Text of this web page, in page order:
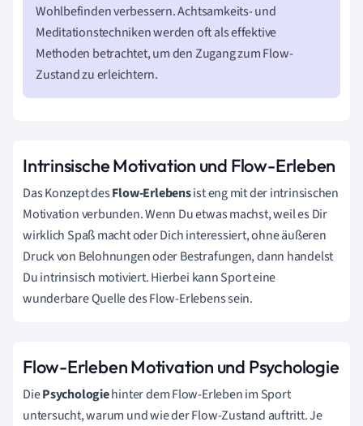
Wohlbefinden verbessern. Achtsamkeits- und
Meditationstechniken werden oft als effektive
Methoden betrachtet, um den Zugang zum Flow-
Zustand zu erleichtern.
Intrinsische Motivation und Flow-Erleben
Das Konzept desFlow-Erlebensist eng mit der intrinsischen
Motivation verbunden. Wenn Du etwas machst, weil es Dir
wirklich Spaß macht oder Dich interessiert, ohne äußeren
Druck von Belohnungen oder Bestrafungen, dann handelst
Du intrinsisch motiviert. Hierbei kann Sport eine
wunderbare Quelle des Flow-Erlebens sein.
Flow-Erleben Motivation und Psychologie
DiePsychologiehinter dem Flow-Erleben im Sport
untersucht, warum und wie der Flow-Zustand auftritt. Je